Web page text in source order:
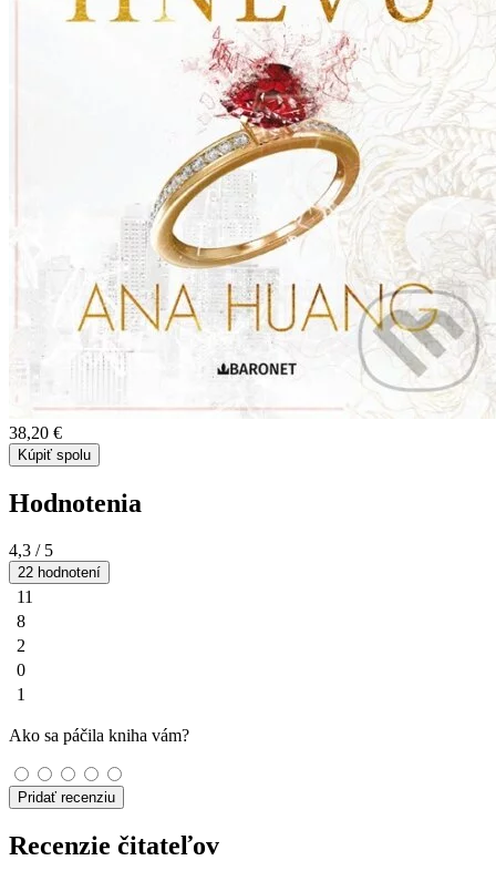
38,20 €
Kúpiť spolu
Hodnotenia
4,3 / 5
22 hodnotení
11
8
2
0
1
Ako sa páčila kniha vám?
Pridať recenziu
Recenzie čitateľov